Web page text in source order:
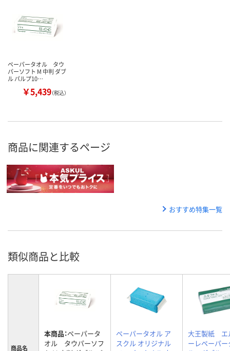
ペーパータオル タウ
パーソフト M 中判 ダブ
ル パルプ10…
￥5,439（税込）
商品に関連するページ
おすすめ特集一覧
類似商品と比較
商品名
本商品：ペーパータ
オル タウパーソフ
ペーパータオル ア
スクル オリジナル
大王製紙 エ
ーレペーパー